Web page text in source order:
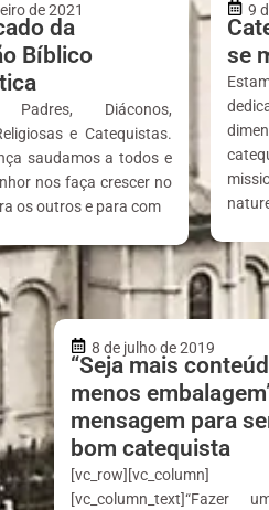
de 2021
da
Bíblico
Padres, Diáconos,
e Catequistas.
saudamos a todos e
nos faça crescer no
os outros e para com
9
se
8 de julho de 2019
“Seja mais
menos
mensagem para
bom catequista
[vc_row][vc_column]
[vc_column_text]“Fazer